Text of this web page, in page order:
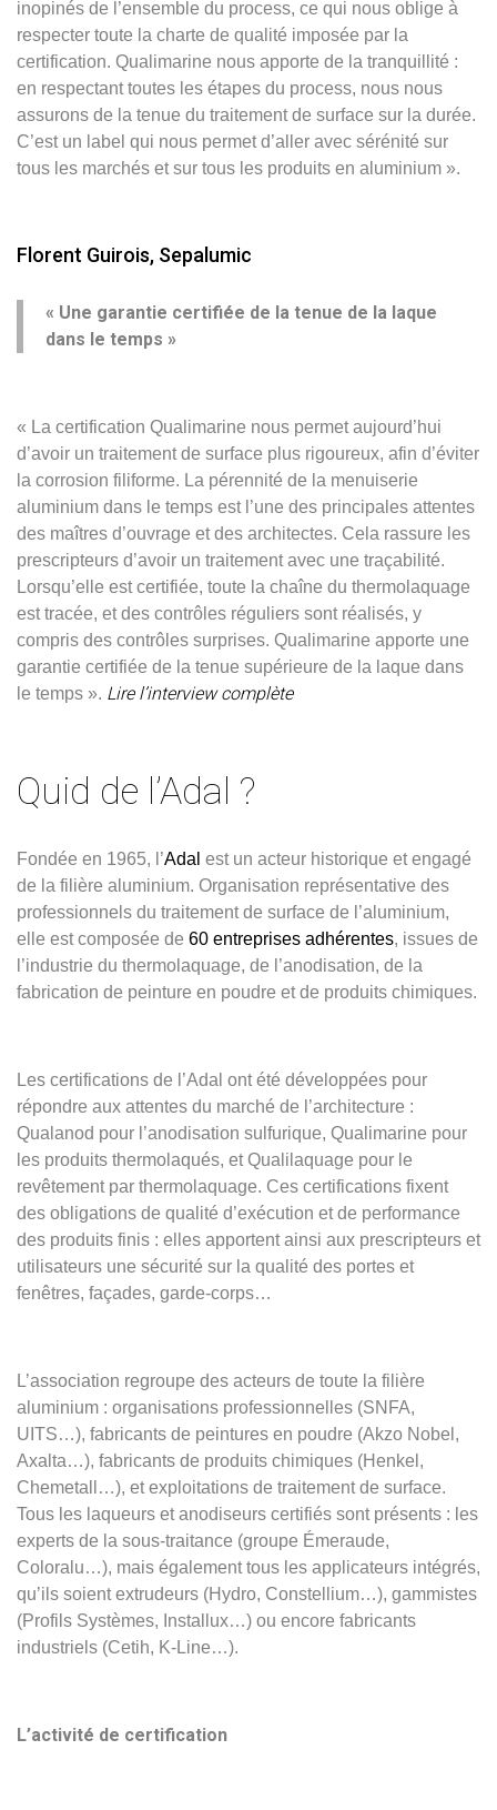
inopinés de l’ensemble du process, ce qui nous oblige à
respecter toute la charte de qualité imposée par la
certification. Qualimarine nous apporte de la tranquillité :
en respectant toutes les étapes du process, nous nous
assurons de la tenue du traitement de surface sur la durée.
C’est un label qui nous permet d’aller avec sérénité sur
tous les marchés et sur tous les produits en aluminium ».
Florent Guirois, Sepalumic
« Une garantie certifiée de la tenue de la laque
dans le temps »
« La certification Qualimarine nous permet aujourd’hui
d’avoir un traitement de surface plus rigoureux, afin d’éviter
la corrosion filiforme. La pérennité de la menuiserie
aluminium dans le temps est l’une des principales attentes
des maîtres d’ouvrage et des architectes. Cela rassure les
prescripteurs d’avoir un traitement avec une traçabilité.
Lorsqu’elle est certifiée, toute la chaîne du thermolaquage
est tracée, et des contrôles réguliers sont réalisés, y
compris des contrôles surprises. Qualimarine apporte une
garantie certifiée de la tenue supérieure de la laque dans
le temps ». Lire l’interview complète
Quid de l’Adal ?
Fondée en 1965, l’Adal est un acteur historique et engagé
de la filière aluminium. Organisation représentative des
professionnels du traitement de surface de l’aluminium,
elle est composée de 60 entreprises adhérentes, issues de
l’industrie du thermolaquage, de l’anodisation, de la
fabrication de peinture en poudre et de produits chimiques.
Les certifications de l’Adal ont été développées pour
répondre aux attentes du marché de l’architecture :
Qualanod pour l’anodisation sulfurique, Qualimarine pour
les produits thermolaqués, et Qualilaquage pour le
revêtement par thermolaquage. Ces certifications fixent
des obligations de qualité d’exécution et de performance
des produits finis : elles apportent ainsi aux prescripteurs et
utilisateurs une sécurité sur la qualité des portes et
fenêtres, façades, garde-corps…
L’association regroupe des acteurs de toute la filière
aluminium : organisations professionnelles (SNFA,
UITS…), fabricants de peintures en poudre (Akzo Nobel,
Axalta…), fabricants de produits chimiques (Henkel,
Chemetall…), et exploitations de traitement de surface.
Tous les laqueurs et anodiseurs certifiés sont présents : les
experts de la sous-traitance (groupe Émeraude,
Coloralu…), mais également tous les applicateurs intégrés,
qu’ils soient extrudeurs (Hydro, Constellium…), gammistes
(Profils Systèmes, Installux…) ou encore fabricants
industriels (Cetih, K-Line…).
L’activité de certification